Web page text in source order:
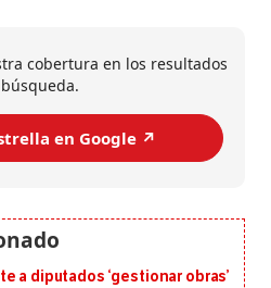
cobertura en los resultados
en Google ↗️
a diputados ‘gestionar obras’